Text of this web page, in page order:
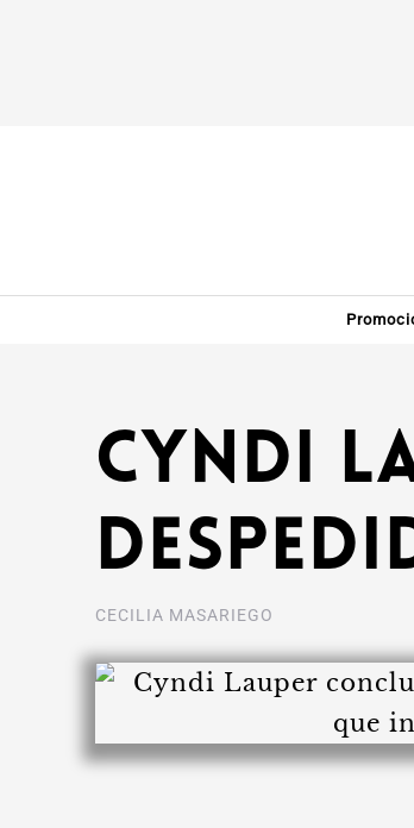
Cyndi
CECILIA MASARIEGO